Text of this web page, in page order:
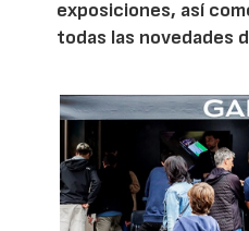
exposiciones, así
todas las novedades